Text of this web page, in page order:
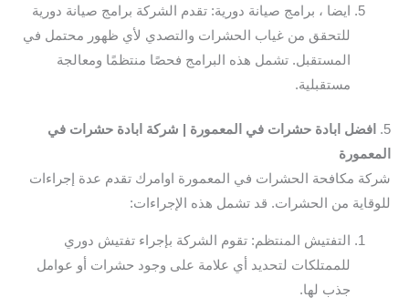
ايضا ، برامج صيانة دورية: تقدم الشركة برامج صيانة دورية
للتحقق من غياب الحشرات والتصدي لأي ظهور محتمل في
المستقبل. تشمل هذه البرامج فحصًا منتظمًا ومعالجة
مستقبلية.
5.
افضل ابادة حشرات في المعمورة | شركة ابادة حشرات في
المعمورة
شركة مكافحة الحشرات في المعمورة اوامرك تقدم عدة إجراءات
للوقاية من الحشرات. قد تشمل هذه الإجراءات:
التفتيش المنتظم: تقوم الشركة بإجراء تفتيش دوري
للممتلكات لتحديد أي علامة على وجود حشرات أو عوامل
جذب لها.